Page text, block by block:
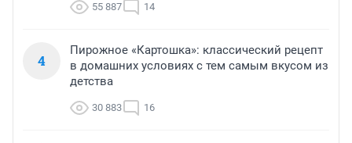
55 887 14
4
Пирожное «Картошка»: классический рецепт
в домашних условиях с тем самым вкусом из
детства
30 883 16